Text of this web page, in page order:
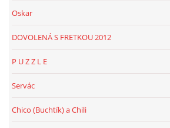
Oskar
DOVOLENÁ S FRETKOU 2012
P U Z Z L E
Servác
Chico (Buchtík) a Chili